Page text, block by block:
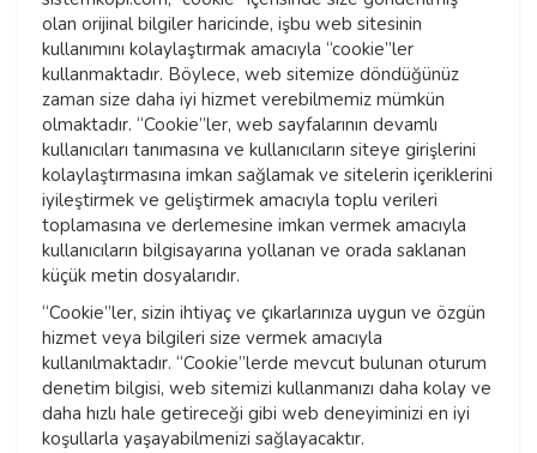
olan orijinal bilgiler haricinde, işbu web sitesinin
kullanımını kolaylaştırmak amacıyla “cookie”ler
kullanmaktadır. Böylece, web sitemize döndüğünüz
zaman size daha iyi hizmet verebilmemiz mümkün
olmaktadır. “Cookie”ler, web sayfalarının devamlı
kullanıcıları tanımasına ve kullanıcıların siteye girişlerini
kolaylaştırmasına imkan sağlamak ve sitelerin içeriklerini
iyileştirmek ve geliştirmek amacıyla toplu verileri
toplamasına ve derlemesine imkan vermek amacıyla
kullanıcıların bilgisayarına yollanan ve orada saklanan
küçük metin dosyalarıdır.
“Cookie”ler, sizin ihtiyaç ve çıkarlarınıza uygun ve özgün
hizmet veya bilgileri size vermek amacıyla
kullanılmaktadır. “Cookie”lerde mevcut bulunan oturum
denetim bilgisi, web sitemizi kullanmanızı daha kolay ve
daha hızlı hale getireceği gibi web deneyiminizi en iyi
koşullarla yaşayabilmenizi sağlayacaktır.